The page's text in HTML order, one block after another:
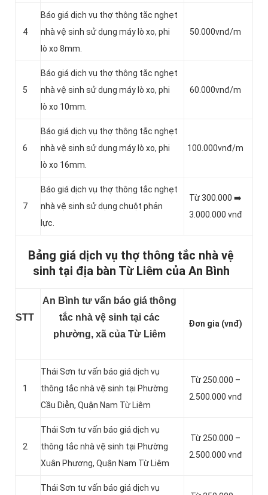
4
Báo giá dịch vụ thợ thông tắc nghẹt
nhà vệ sinh sử dụng máy lò xo, phi
lò xo 8mm.
50.000vnđ/m
5
Báo giá dịch vụ thợ thông tắc nghẹt
nhà vệ sinh sử dụng máy lò xo, phi
lò xo 10mm.
60.000vnđ/m
6
Báo giá dịch vụ thợ thông tắc nghẹt
nhà vệ sinh sử dụng máy lò xo, phi
lò xo 16mm.
100.000vnđ/m
7
Báo giá dịch vụ thợ thông tắc nghẹt
nhà vệ sinh sử dụng chuột phản
lực.
Từ 300.000 ➡️
3.000.000 vnđ
Bảng giá dịch vụ thợ thông tắc nhà vệ
sinh tại địa bàn Từ Liêm của An Bình
STT
An Bình tư vấn báo giá thông
tắc nhà vệ sinh tại các
phường, xã của Từ Liêm
Đơn gia (vnđ)
1
Thái Sơn tư vấn báo giá dịch vụ
thông tắc nhà vệ sinh tại Phường
Cầu Diễn, Quận Nam Từ Liêm
Từ 250.000 –
2.500.000 vnđ
2
Thái Sơn tư vấn báo giá dịch vụ
thông tắc nhà vệ sinh tại Phường
Xuân Phương, Quận Nam Từ Liêm
Từ 250.000 –
2.500.000 vnđ
Thái Sơn tư vấn báo giá dịch vụ